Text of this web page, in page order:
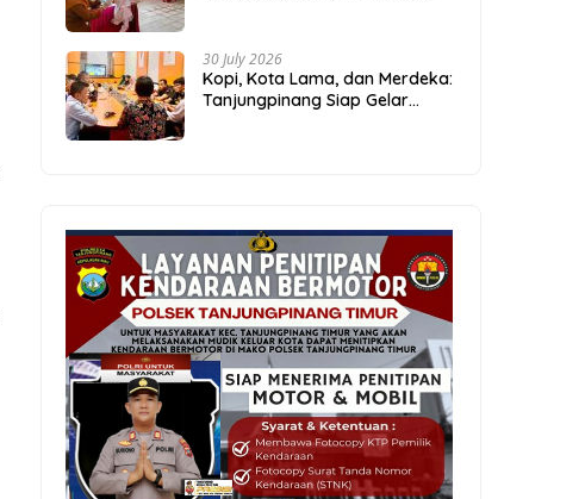
30 July 2026
Kopi, Kota Lama, dan Merdeka:
Tanjungpinang Siap Gelar